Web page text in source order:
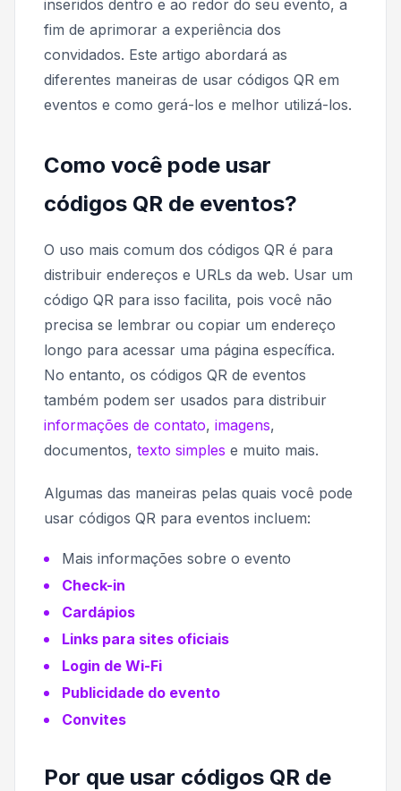
inseridos dentro e ao redor do seu evento, a
fim de aprimorar a experiência dos
convidados. Este artigo abordará as
diferentes maneiras de usar códigos QR em
eventos e como gerá-los e melhor utilizá-los.
Como você pode usar
códigos QR de eventos?
O uso mais comum dos códigos QR é para
distribuir endereços e URLs da web. Usar um
código QR para isso facilita, pois você não
precisa se lembrar ou copiar um endereço
longo para acessar uma página específica.
No entanto, os códigos QR de eventos
também podem ser usados ​​para distribuir
informações de contato, imagens,
documentos, texto simples e muito mais.
Algumas das maneiras pelas quais você pode
usar códigos QR para eventos incluem:
Mais informações sobre o evento
Check-in
Cardápios
Links para sites oficiais
Login de Wi-Fi
Publicidade do evento
Convites
Por que usar códigos QR de